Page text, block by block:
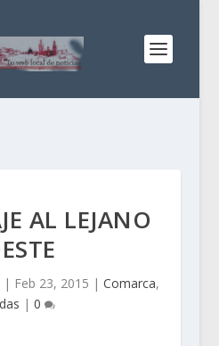
AL LEJANO
| Feb 23, 2015 |Comarca,
|0